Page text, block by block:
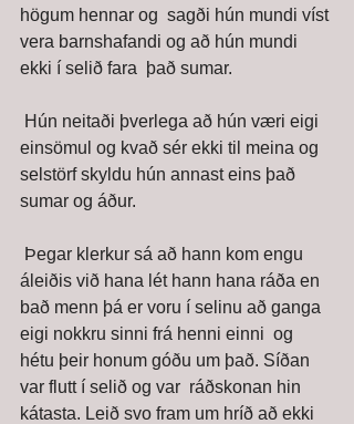
högum hennar og  sagði hún mundi víst
vera barnshafandi og að hún mundi
ekki í selið fara  það sumar.
einsömul og kvað sér ekki til meina og
selstörf skyldu hún annast eins það
sumar og áður.
áleiðis við hana lét hann hana ráða en
bað menn þá er voru í selinu að ganga
eigi nokkru sinni frá henni einni  og
hétu þeir honum góðu um það. Síðan
var flutt í selið og var  ráðskonan hin
kátasta. Leið svo fram um hríð að ekki